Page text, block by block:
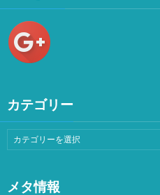
カテゴリー
メタ情報